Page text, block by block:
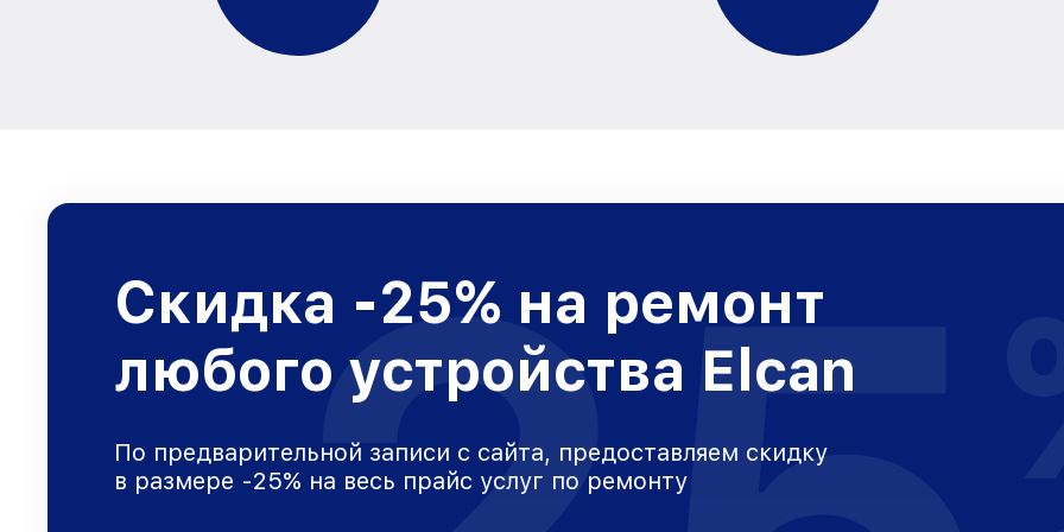
Скидка -25% на ремонт
любого устройства Elcan
По предварительной записи с сайта, предоставляем скидку
в размере -25% на весь прайс услуг по ремонту